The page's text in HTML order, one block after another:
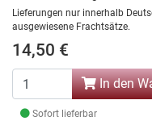
Lieferungen nur innerhalb
ausgewiesene Frachtsätze.
14,50 €
In den
Sofort lieferbar